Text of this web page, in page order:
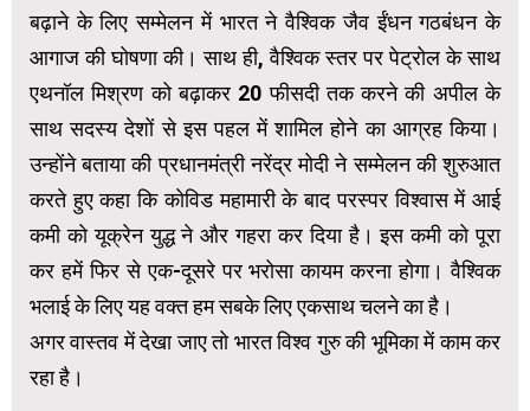
बढ़ाने के लिए सम्मेलन में भारत ने वैश्विक जैव ईंधन गठबंधन के
आगाज की घोषणा की। साथ ही, वैश्विक स्तर पर पेट्रोल के साथ
एथनॉल मिश्रण को बढ़ाकर 20 फीसदी तक करने की अपील के
साथ सदस्य देशों से इस पहल में शामिल होने का आग्रह किया।
उन्होंने बताया की प्रधानमंत्री नरेंद्र मोदी ने सम्मेलन की शुरुआत
करते हुए कहा कि कोविड महामारी के बाद परस्पर विश्वास में आई
कमी को यूक्रेन युद्ध ने और गहरा कर दिया है। इस कमी को पूरा
कर हमें फिर से एक-दूसरे पर भरोसा कायम करना होगा। वैश्विक
भलाई के लिए यह वक्त हम सबके लिए एकसाथ चलने का है।
अगर वास्तव में देखा जाए तो भारत विश्व गुरु की भूमिका में काम कर
रहा है।